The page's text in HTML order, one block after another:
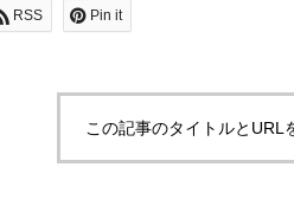
RSS Pin it
この記事のタイトルとURL